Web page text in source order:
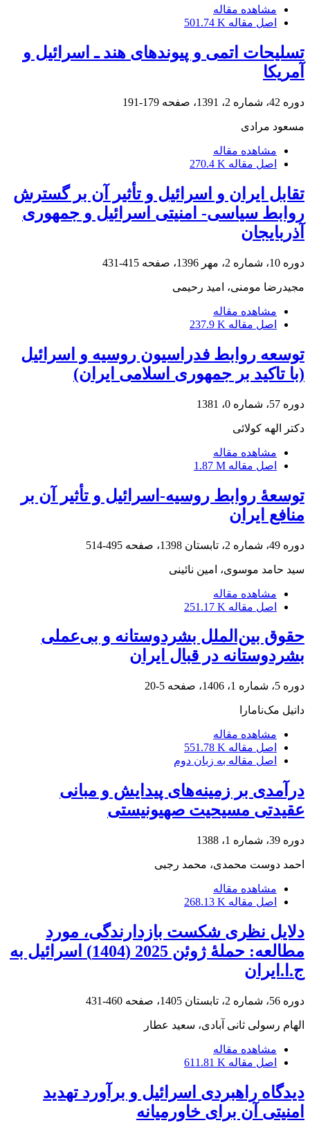
مشاهده مقاله
اصل مقاله 501.74 K
تسلیحات اتمی و پیوندهای هند ـ اسرائیل و
آمریکا
دوره 42، شماره 2، 1391، صفحه 179-191
مسعود مرادی
مشاهده مقاله
اصل مقاله 270.4 K
تقابل ایران و اسرائیل و تأثیر آن بر گسترش
روابط سیاسی- امنیتی اسرائیل و جمهوری
آذربایجان
دوره 10، شماره 2، مهر 1396، صفحه 415-431
مجیدرضا مومنی، امید رحیمی
مشاهده مقاله
اصل مقاله 237.9 K
توسعه روابط فدراسیون روسیه و اسرائیل
(با تاکید بر جمهوری اسلامی ایران)
دوره 57، شماره 0، 1381
دکتر الهه کولائی
مشاهده مقاله
اصل مقاله 1.87 M
توسعۀ روابط روسیه-اسرائیل و تأثیر آن بر
منافع ایران
دوره 49، شماره 2، تابستان 1398، صفحه 495-514
سید حامد موسوی، امین نائینی
مشاهده مقاله
اصل مقاله 251.17 K
حقوق بین‌الملل بشردوستانه و بی‌عملی
بشردوستانه در قبال ایران
دوره 5، شماره 1، 1406، صفحه 5-20
دانیل مک‌نامارا
مشاهده مقاله
اصل مقاله 551.78 K
اصل مقاله به زبان دوم
درآمدی بر زمینه‌های پیدایش و مبانی
عقیدتی مسیحیت صهیونیستی
دوره 39، شماره 1، 1388
احمد دوست محمدی، محمد رجبی
مشاهده مقاله
اصل مقاله 268.13 K
دلایل نظری شکست بازدارندگی، مورد
مطالعه: حملۀ ژوئن 2025 (1404) اسرائیل به
ج.ا.ایران
دوره 56، شماره 2، تابستان 1405، صفحه 460-431
الهام رسولی ثانی آبادی، سعید عطار
مشاهده مقاله
اصل مقاله 611.81 K
دیدگاه راهبردی اسرائیل و برآورد تهدید
امنیتی آن برای خاورمیانه